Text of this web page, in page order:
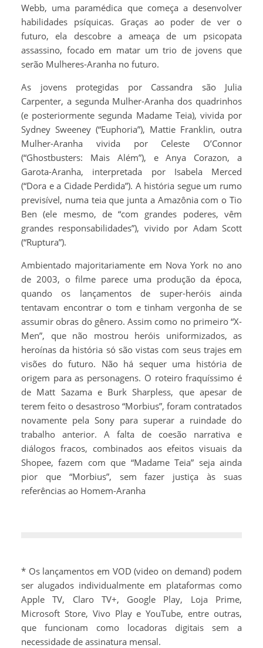
Webb, uma paramédica que começa a desenvolver
habilidades psíquicas. Graças ao poder de ver o
futuro, ela descobre a ameaça de um psicopata
assassino, focado em matar um trio de jovens que
serão Mulheres-Aranha no futuro.
As jovens protegidas por Cassandra são Julia
Carpenter, a segunda Mulher-Aranha dos quadrinhos
(e posteriormente segunda Madame Teia), vivida por
Sydney Sweeney (“Euphoria”), Mattie Franklin, outra
Mulher-Aranha vivida por Celeste O’Connor
(“Ghostbusters: Mais Além”), e Anya Corazon, a
Garota-Aranha, interpretada por Isabela Merced
(“Dora e a Cidade Perdida”). A história segue um rumo
previsível, numa teia que junta a Amazônia com o Tio
Ben (ele mesmo, de “com grandes poderes, vêm
grandes responsabilidades”), vivido por Adam Scott
(“Ruptura”).
Ambientado majoritariamente em Nova York no ano
de 2003, o filme parece uma produção da época,
quando os lançamentos de super-heróis ainda
tentavam encontrar o tom e tinham vergonha de se
assumir obras do gênero. Assim como no primeiro “X-
Men”, que não mostrou heróis uniformizados, as
heroínas da história só são vistas com seus trajes em
visões do futuro. Não há sequer uma história de
origem para as personagens. O roteiro fraquíssimo é
de Matt Sazama e Burk Sharpless, que apesar de
terem feito o desastroso “Morbius”, foram contratados
novamente pela Sony para superar a ruindade do
trabalho anterior. A falta de coesão narrativa e
diálogos fracos, combinados aos efeitos visuais da
Shopee, fazem com que “Madame Teia” seja ainda
pior que “Morbius”, sem fazer justiça às suas
referências ao Homem-Aranha
* Os lançamentos em VOD (video on demand) podem
ser alugados individualmente em plataformas como
Apple TV, Claro TV+, Google Play, Loja Prime,
Microsoft Store, Vivo Play e YouTube, entre outras,
que funcionam como locadoras digitais sem a
necessidade de assinatura mensal.